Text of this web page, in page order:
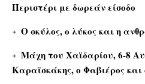
Περιστέρι με δωρεάν είσοδο
Ο σκύλος, ο λύκος και η
Μάχη του Χαϊδαρίου, 6-8
Καραϊσκάκης, ο Φαβιέρος και